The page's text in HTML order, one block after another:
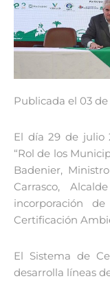
Publicada el 03 de
El día 29 de julio
“Rol de los
Badenier,
Carrasco,
incorporación
Certificación
El Sistema de
desarrolla líneas